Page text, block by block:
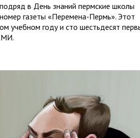
в День знаний пермские школы
газеты «Перемена-Пермь». Этот
учебном году и сто шестьдесят